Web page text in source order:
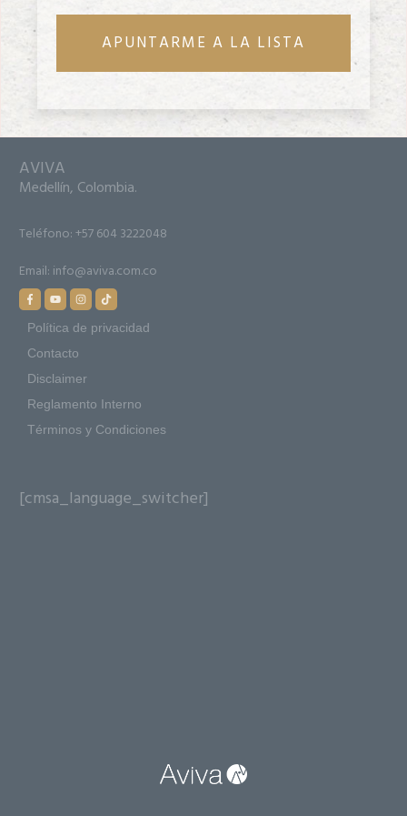
APUNTARME A LA LISTA
AVIVA
Medellín, Colombia.
Teléfono:+57 604 3222048
Email: info@aviva.com.co
Política de privacidad
Contacto
Disclaimer
Reglamento Interno
Términos y Condiciones
[cmsa_language_switcher]